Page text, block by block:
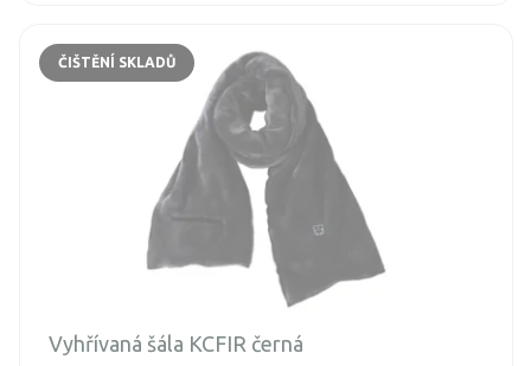
ČIŠTĚNÍ SKLADŮ
Vyhřívaná šála KCFIR černá